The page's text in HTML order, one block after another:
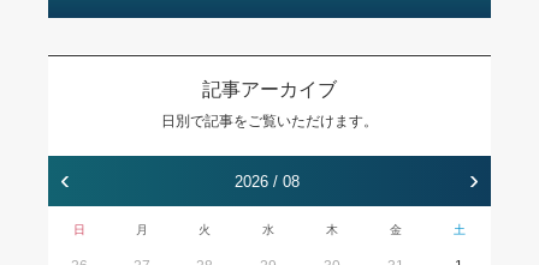
記事アーカイブ
日別で記事をご覧いただけます。
‹ 2026 / 08 ›
日 月 火 水 木 金 土